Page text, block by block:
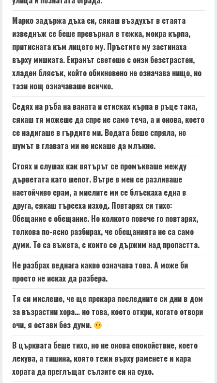
Марко задържа дъха си, сякаш въздухът в стаята
изведнъж се беше превърнал в тежка, мокра кърпа,
притисната към лицето му. Пръстите му застинаха
върху мишката. Екранът светеше с онзи безстрастен,
хладен блясък, който обикновено не означава нищо, но
тази нощ означаваше всичко.
Седях на ръба на ваната и стисках кърпа в ръце така,
сякаш тя можеше да спре не само теча, а и онова, което
се надигаше в гърдите ми. Водата беше спряла, но
шумът в главата ми не искаше да млъкне.
Стоях и слушах как вятърът се промъкваше между
дърветата като шепот. Вътре в мен се разливаше
настойчиво срам, а мислите ми се блъскаха една в
друга, сякаш търсеха изход. Повтарях си тихо:
Обещание е обещание. Но колкото повече го повтарях,
толкова по-ясно разбирах, че обещанията не са само
думи. Те са въжета, с които се държим над пропастта.
Не разбрах веднага какво означава това. А може би
просто не исках да разбера.
Тя си мислеше, че ще прекара последните си дни в дом
за възрастни хора… но това, което откри, когато отвори
очи, я остави без думи.
В църквата беше тихо, но не онова спокойствие, което
лекува, а тишина, която тежи върху раменете и кара
хората да преглъщат сълзите си на сухо.